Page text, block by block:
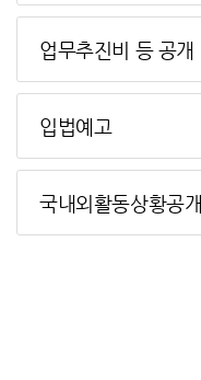
업무추진비 등 공개
입법예고
국내외활동상황공개